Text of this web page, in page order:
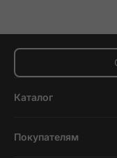
Каталог
Планшеты
Покупателям